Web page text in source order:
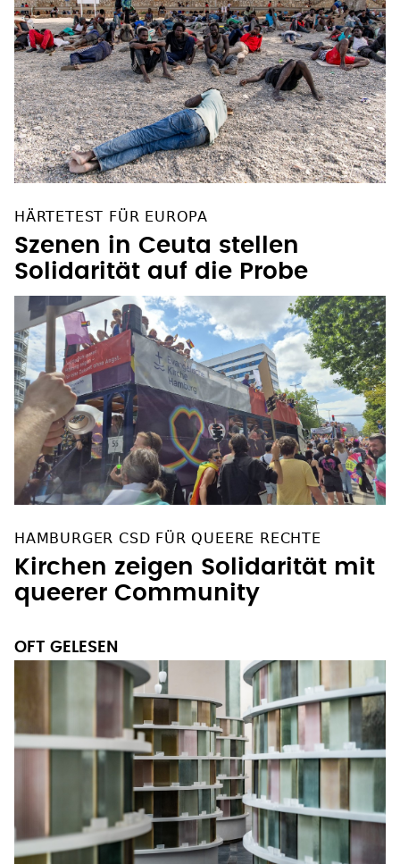
HÄRTETEST FÜR EUROPA
Szenen in Ceuta stellen
Solidarität auf die Probe
HAMBURGER CSD FÜR QUEERE RECHTE
Kirchen zeigen Solidarität mit
queerer Community
OFT GELESEN